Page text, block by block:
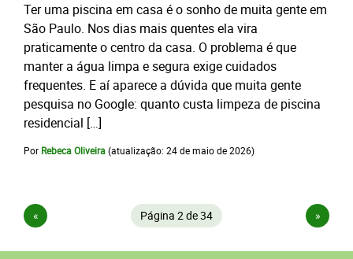
Ter uma piscina em casa é o sonho de muita gente em
São Paulo. Nos dias mais quentes ela vira
praticamente o centro da casa. O problema é que
manter a água limpa e segura exige cuidados
frequentes. E aí aparece a dúvida que muita gente
pesquisa no Google: quanto custa limpeza de piscina
residencial […]
Por Rebeca Oliveira(atualização: 24 de maio de 2026)
Página 2 de 34
« »